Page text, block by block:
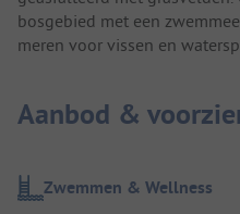
bosgebied met een
meren voor vissen en
Aanbod &
Zwemmen & Wellness